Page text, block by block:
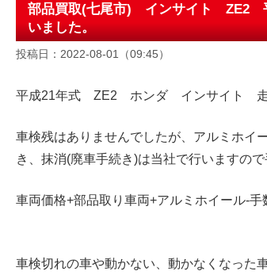
部品買取(七尾市) インサイト ZE2
いました。
投稿日：2022-08-01（09:45）
平成21年式 ZE2 ホンダ インサイト 走
車検残はありませんでしたが、アルミホイ
き、抹消(廃車手続き)は当社で行いますの
車両価格+部品取り車両+アルミホイール-
車検切れの車や動かない、動かなくなった